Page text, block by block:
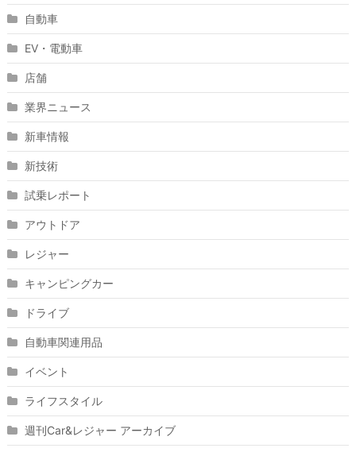
自動車
EV・電動車
店舗
業界ニュース
新車情報
新技術
試乗レポート
アウトドア
レジャー
キャンピングカー
ドライブ
自動車関連用品
イベント
ライフスタイル
週刊Car&レジャー アーカイブ